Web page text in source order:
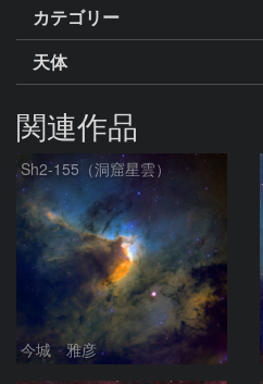
カテゴリー
天体
関連作品
Sh2-155（洞窟星雲）
今城 雅彦